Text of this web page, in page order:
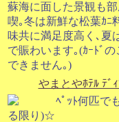
蘇海に面した景観も
喫｡冬は新鮮な松葉ｶﾆ
味共に満足度高く､夏
で賑わいます｡(ｶｰﾄﾞの
できません｡)
やまとやﾎﾃﾙ ﾃﾞ
ﾍﾟｯﾄ何匹で
る限り)☆